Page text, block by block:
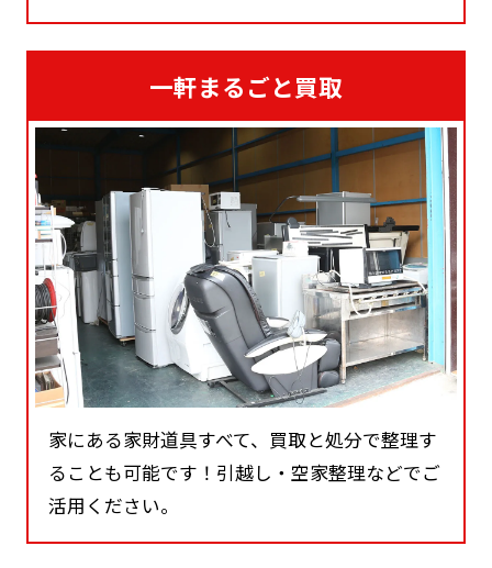
一軒まるごと買取
家にある家財道具すべて、買取と処分で整理す
ることも可能です！引越し・空家整理などでご
活用ください。